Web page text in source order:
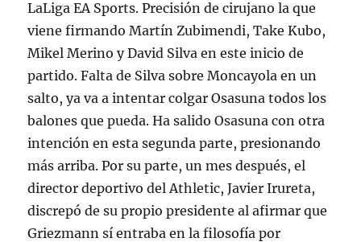
LaLiga EA Sports. Precisión de cirujano la que
viene firmando Martín Zubimendi, Take Kubo,
Mikel Merino y David Silva en este inicio de
partido. Falta de Silva sobre Moncayola en un
salto, ya va a intentar colgar Osasuna todos los
balones que pueda. Ha salido Osasuna con otra
intención en esta segunda parte, presionando
más arriba. Por su parte, un mes después, el
director deportivo del Athletic, Javier Irureta,
discrepó de su propio presidente al afirmar que
Griezmann sí entraba en la filosofía por